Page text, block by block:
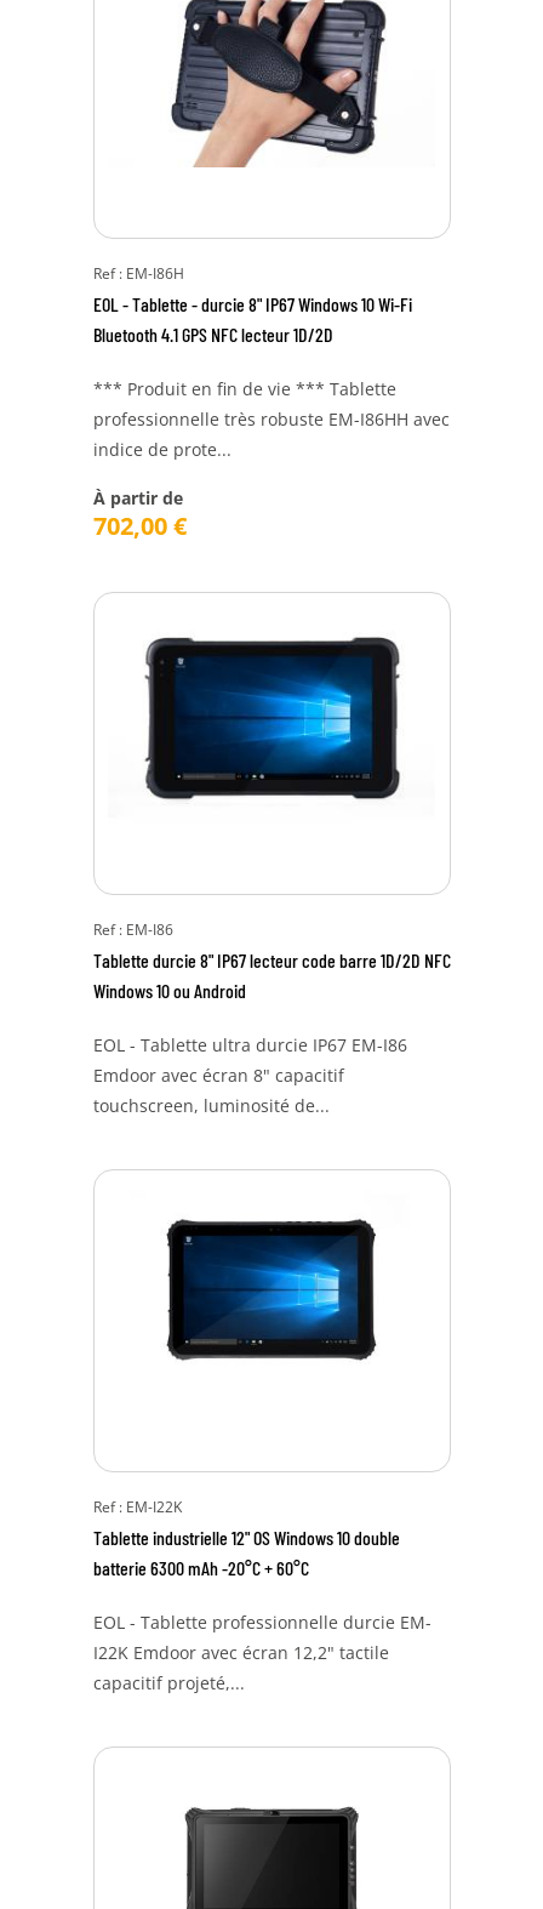
Ref : EM-I86H
EOL - Tablette - durcie 8" IP67 Windows 10 Wi-Fi
Bluetooth 4.1 GPS NFC lecteur 1D/2D
*** Produit en fin de vie *** Tablette
professionnelle très robuste EM-I86HH avec
indice de prote...
À partir de
702,00€
Ref : EM-I86
Tablette durcie 8" IP67 lecteur code barre 1D/2D NFC
Windows 10 ou Android
EOL - Tablette ultra durcie IP67 EM-I86
Emdoor avec écran 8" capacitif
touchscreen, luminosité de...
Ref : EM-I22K
Tablette industrielle 12" OS Windows 10 double
batterie 6300 mAh -20°C + 60°C
EOL - Tablette professionnelle durcie EM-
I22K Emdoor avec écran 12,2" tactile
capacitif projeté,...